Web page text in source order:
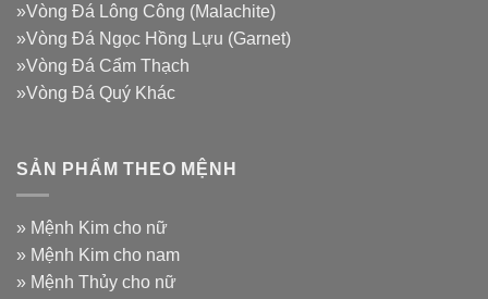
»Vòng Đá Lông Công (Malachite)
»Vòng Đá Ngọc Hồng Lựu (Garnet)
»Vòng Đá Cẩm Thạch
»Vòng Đá Quý Khác
SẢN PHẨM THEO MỆNH
» Mệnh Kim cho nữ
» Mệnh Kim cho nam
» Mệnh Thủy cho nữ